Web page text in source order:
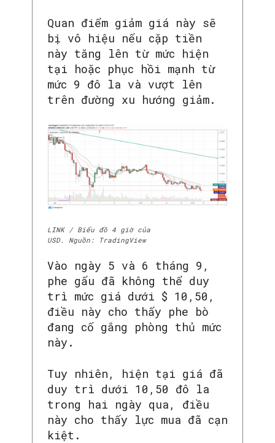
Quan điểm giảm giá này sẽ
bị vô hiệu nếu cặp tiền
này tăng lên từ mức hiện
tại hoặc phục hồi mạnh từ
mức 9 đô la và vượt lên
trên đường xu hướng giảm.
LINK / Biểu đồ 4 giờ của
USD. Nguồn: TradingView
Vào ngày 5 và 6 tháng 9,
phe gấu đã không thể duy
trì mức giá dưới $ 10,50,
điều này cho thấy phe bò
đang cố gắng phòng thủ mức
này.
Tuy nhiên, hiện tại giá đã
duy trì dưới 10,50 đô la
trong hai ngày qua, điều
này cho thấy lực mua đã cạn
kiệt.